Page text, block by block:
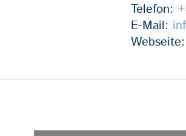
Telefon:
E-Mail:
Webseite: